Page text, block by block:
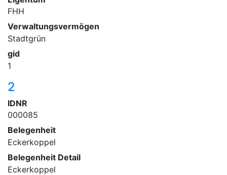
FHH
Verwaltungsvermögen
Stadtgrün
gid
1
2
IDNR
000085
Belegenheit
Eckerkoppel
Belegenheit Detail
Eckerkoppel